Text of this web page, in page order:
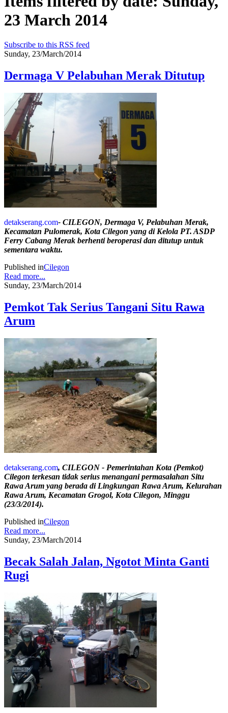
23 March 2014
Subscribe to this RSS feed
Sunday, 23/March/2014
Dermaga V Pelabuhan Merak Ditutup
detakserang.com- CILEGON, Dermaga V, Pelabuhan Merak,
Kecamatan Pulomerak, Kota Cilegon yang di Kelola PT. ASDP
Ferry Cabang Merak berhenti beroperasi dan ditutup untuk
sementara waktu.
Published inCilegon
Read more...
Sunday, 23/March/2014
Pemkot Tak Serius Tangani Situ Rawa
Arum
detakserang.com, CILEGON - Pemerintahan Kota (Pemkot)
Cilegon terkesan tidak serius menangani permasalahan Situ
Rawa Arum yang berada di Lingkungan Rawa Arum, Kelurahan
Rawa Arum, Kecamatan Grogol, Kota Cilegon, Minggu
(23/3/2014).
Published inCilegon
Read more...
Sunday, 23/March/2014
Becak Salah Jalan, Ngotot Minta Ganti
Rugi